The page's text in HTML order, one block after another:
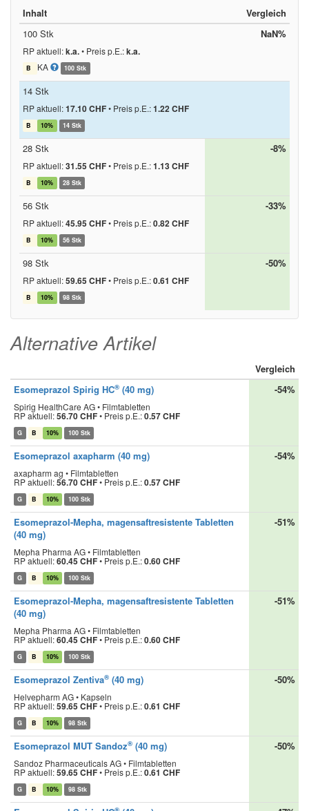
Inhalt
Vergleich
100 Stk
RP aktuell:k.a.• Preis p.E.:k.a.
B KA 100 Stk
NaN%
14 Stk
RP aktuell:17.10 CHF• Preis p.E.:1.22 CHF
B 10% 14 Stk
28 Stk
RP aktuell:31.55 CHF• Preis p.E.:1.13 CHF
B 10% 28 Stk
-8%
56 Stk
RP aktuell:45.95 CHF• Preis p.E.:0.82 CHF
B 10% 56 Stk
-33%
98 Stk
RP aktuell:59.65 CHF• Preis p.E.:0.61 CHF
B 10% 98 Stk
-50%
Alternative Artikel
Vergleich
Esomeprazol Spirig HC® (40 mg)
Spirig HealthCare AG • Filmtabletten
RP aktuell:56.70 CHF• Preis p.E.:0.57 CHF
G B 10% 100 Stk
-54%
Esomeprazol axapharm (40 mg)
axapharm ag • Filmtabletten
RP aktuell:56.70 CHF• Preis p.E.:0.57 CHF
G B 10% 100 Stk
-54%
Esomeprazol-Mepha, magensaftresistente Tabletten
(40 mg)
Mepha Pharma AG • Filmtabletten
RP aktuell:60.45 CHF• Preis p.E.:0.60 CHF
G B 10% 100 Stk
-51%
Esomeprazol-Mepha, magensaftresistente Tabletten
(40 mg)
Mepha Pharma AG • Filmtabletten
RP aktuell:60.45 CHF• Preis p.E.:0.60 CHF
G B 10% 100 Stk
-51%
Esomeprazol Zentiva® (40 mg)
Helvepharm AG • Kapseln
RP aktuell:59.65 CHF• Preis p.E.:0.61 CHF
G B 10% 98 Stk
-50%
Esomeprazol MUT Sandoz® (40 mg)
Sandoz Pharmaceuticals AG • Filmtabletten
RP aktuell:59.65 CHF• Preis p.E.:0.61 CHF
G B 10% 98 Stk
-50%